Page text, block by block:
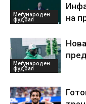
Меѓународен
фудбал
на
Меѓународен
фудбал